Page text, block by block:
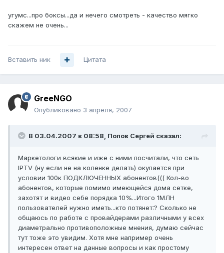
угумс...про боксы...да и нечего смотреть - качество мягко
скажем не очень...
Вставить ник Цитата
GreeNGO
Опубликовано 3 апреля, 2007
В 03.04.2007 в 08:58, Попов Сергей сказал:
Маркетологи всякие и иже с ними посчитали, что сеть
IPTV (ну если не на коленке делать) окупается при
условии 100к ПОДКЛЮЧЕННЫХ абонентов((( Кол-во
абонентов, которые помимо имеющейся дома сетке,
захотят и видео себе порядка 10%...Итого 1МЛН
пользователей нужно иметь...кто потянет:? Сколько не
общаюсь по работе с провайдерами различными у всех
диаметрально противоположные мнения, думаю сейчас
тут тоже это увидим. Хотя мне например очень
интересен ответ на данные вопросы и как простому